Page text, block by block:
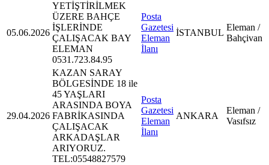
05.06.2026
YETİŞTİRİLMEK
ÜZERE BAHÇE
İŞLERİNDE
ÇALIŞACAK BAY
ELEMAN
0531.723.84.95
Posta
Gazetesi
Eleman
İlanı
İSTANBUL
Eleman /
Bahçivan
29.04.2026
KAZAN SARAY
BÖLGESİNDE 18 ile
45 YAŞLARI
ARASINDA BOYA
FABRİKASINDA
ÇALIŞACAK
ARKADAŞLAR
ARIYORUZ.
TEL:05548827579
Posta
Gazetesi
Eleman
İlanı
ANKARA
Eleman /
Vasıfsız